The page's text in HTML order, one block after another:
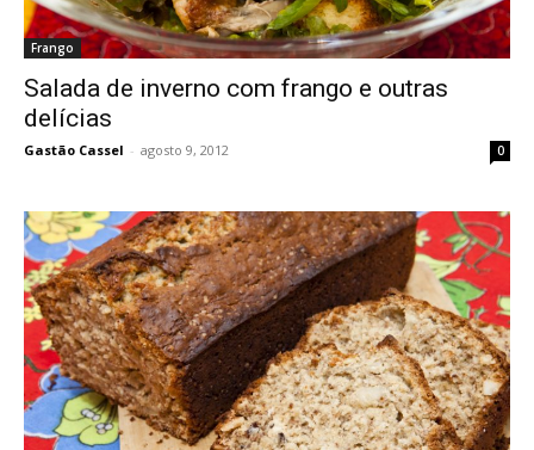
Frango
Salada de inverno com frango e outras
delícias
Gastão Cassel - agosto 9, 2012 0